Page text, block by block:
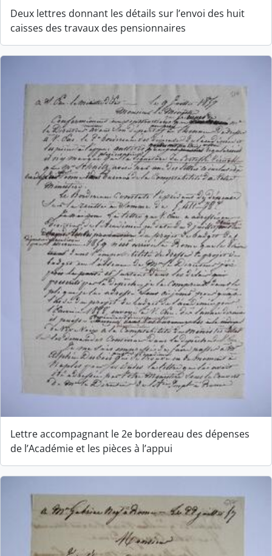
Deux lettres donnant les détails sur l’envoi des huit
caisses des travaux des pensionnaires
Lettre accompagnant le 2e bordereau des dépenses
de l’Académie et les pièces à l’appui